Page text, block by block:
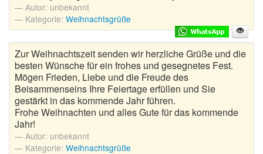
Autor: unbekannt
Kategorie: Weihnachtsgrüße
Zur Weihnachtszeit senden wir herzliche Grüße und die
besten Wünsche für ein frohes und gesegnetes Fest.
Mögen Frieden, Liebe und die Freude des
Beisammenseins Ihre Feiertage erfüllen und Sie
gestärkt in das kommende Jahr führen.
Frohe Weihnachten und alles Gute für das kommende
Jahr!
Autor: unbekannt
Kategorie: Weihnachtsgrüße